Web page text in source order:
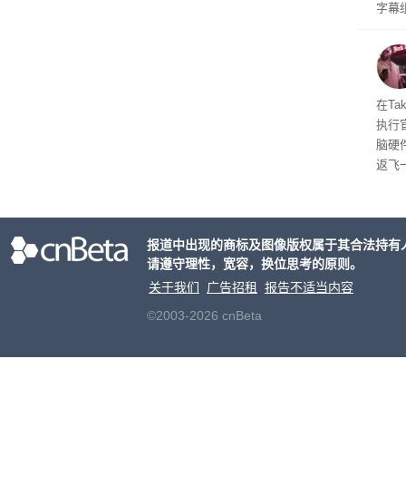
字幕
流
在
执行
脑硬
返飞
报道中出现的商标及图像版权属于其合法持
请遵守理性，宽容，换位思考的原则。
关于我们
广告招租
报告不适当内容
©2003-2026 cnBeta